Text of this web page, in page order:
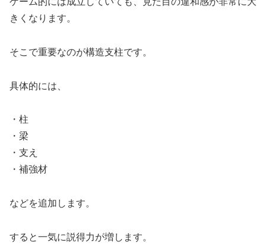
きくなります。
そこで重要なのが構造支柱です。
具体的には、
・柱
・梁
・支え
・補強材
などを追加します。
すると一気に説得力が増します。